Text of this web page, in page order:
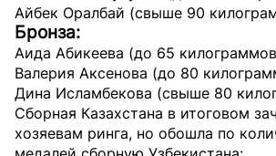
Айбек Оралбай (свыше 90
Бронза:
Аида Абикеева (до 65
Валерия Аксенова (до 80
Дина Исламбекова (свыше 80
Сборная Казахстана в итоговом
хозяевам ринга, но обошла по